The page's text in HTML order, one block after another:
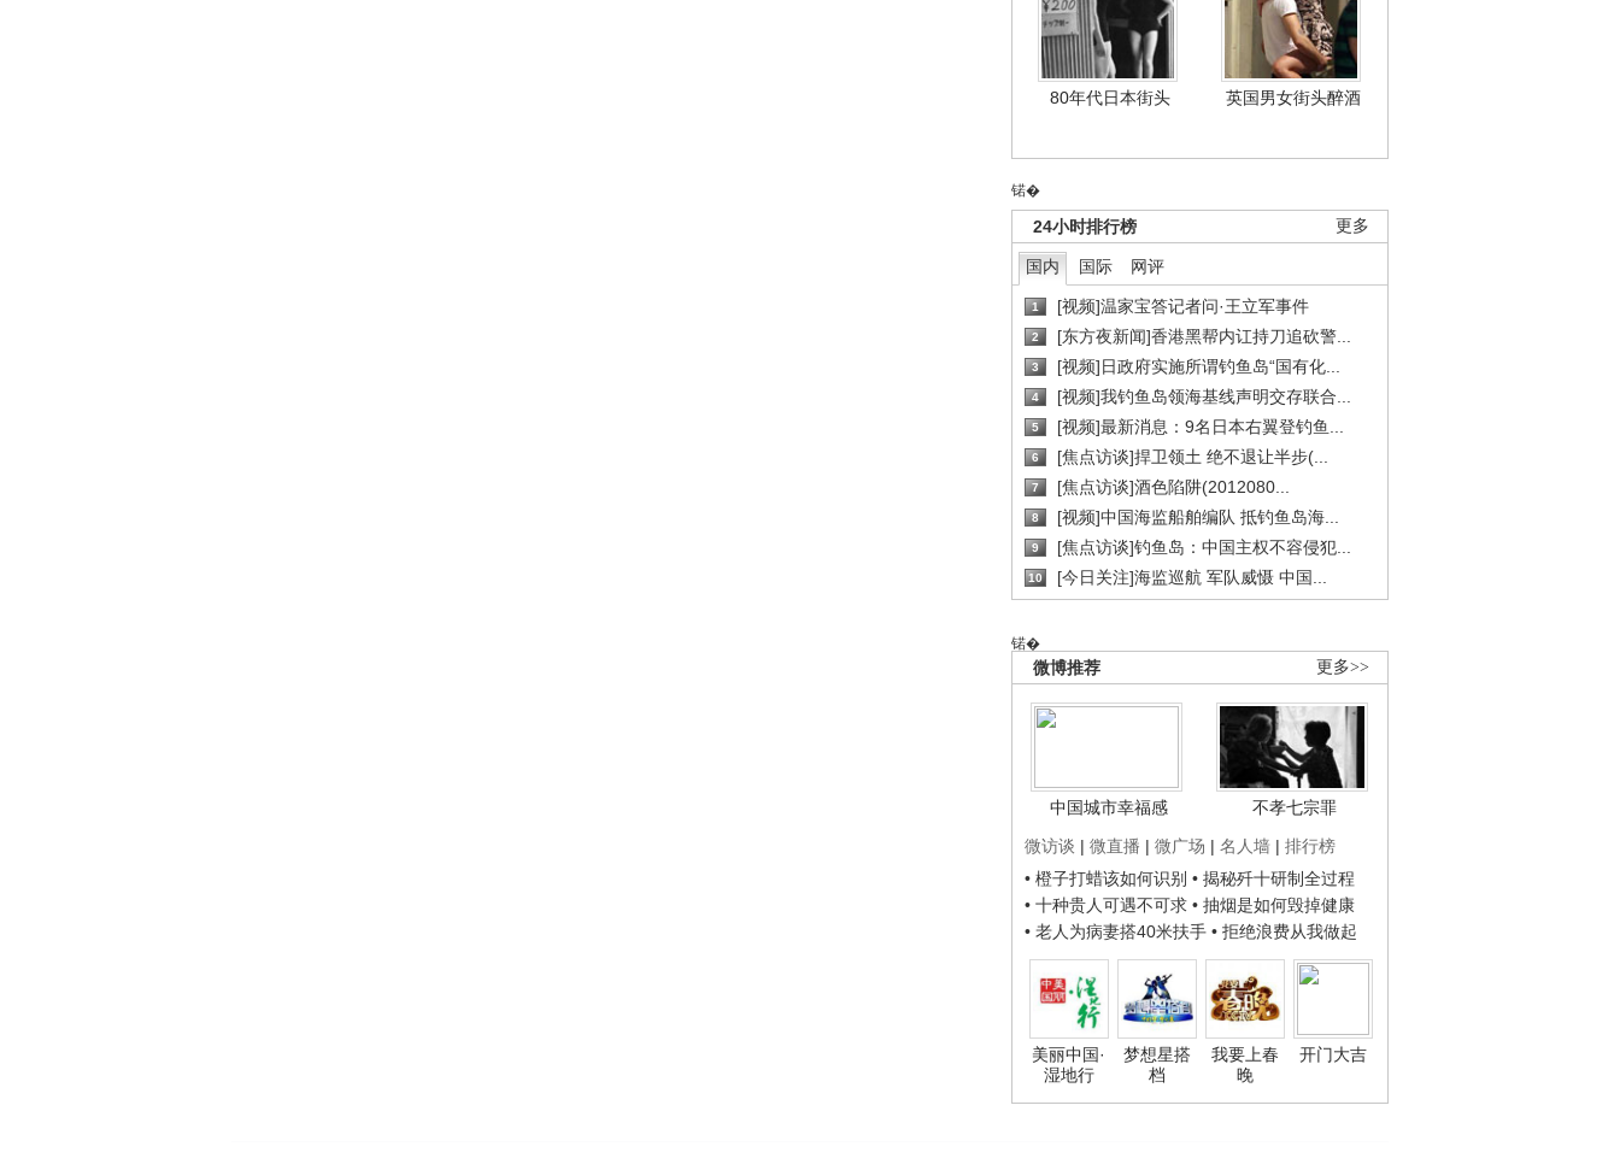
80年代日本街头 英国男女街头醉酒
锘�
更多
24小时排行榜
国内 国际 网评
1 [视频]温家宝答记者问·王立军事件
2 [东方夜新闻]香港黑帮内讧持刀追砍警...
3 [视频]日政府实施所谓钓鱼岛“国有化...
4 [视频]我钓鱼岛领海基线声明交存联合...
5 [视频]最新消息：9名日本右翼登钓鱼...
6 [焦点访谈]捍卫领土 绝不退让半步(...
7 [焦点访谈]酒色陷阱(2012080...
8 [视频]中国海监船舶编队 抵钓鱼岛海...
9 [焦点访谈]钓鱼岛：中国主权不容侵犯...
10 [今日关注]海监巡航 军队威慑 中国...
锘�
更多>>
微博推荐
中国城市幸福感
不孝七宗罪
微访谈 | 微直播 | 微广场 | 名人墙 | 排行榜
• 橙子打蜡该如何识别 • 揭秘歼十研制全过程
• 十种贵人可遇不可求 • 抽烟是如何毁掉健康
• 老人为病妻搭40米扶手 • 拒绝浪费从我做起
美丽中国·
湿地行
梦想星搭
档
我要上春
晚
开门大吉